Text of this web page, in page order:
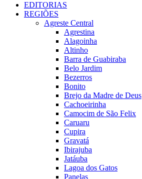
EDITORIAS
REGIÕES
Agreste Central
Agrestina
Alagoinha
Altinho
Barra de Guabiraba
Belo Jardim
Bezerros
Bonito
Brejo da Madre de Deus
Cachoeirinha
Camocim de São Felix
Caruaru
Cupira
Gravatá
Ibirajuba
Jatáuba
Lagoa dos Gatos
Panelas